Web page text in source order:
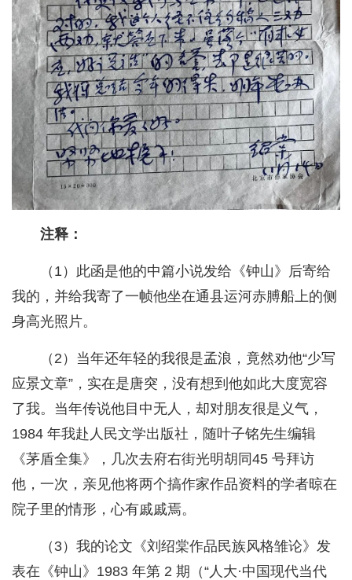
注释：
（1）此函是他的中篇小说发给《钟山》后寄给
我的，并给我寄了一帧他坐在通县运河赤膊船上的侧
身高光照片。
（2）当年还年轻的我很是孟浪，竟然劝他“少写
应景文章”，实在是唐突，没有想到他如此大度宽容
了我。当年传说他目中无人，却对朋友很是义气，
1984 年我赴人民文学出版社，随叶子铭先生编辑
《茅盾全集》，几次去府右街光明胡同45 号拜访
他，一次，亲见他将两个搞作家作品资料的学者晾在
院子里的情形，心有戚戚焉。
（3）我的论文《刘绍棠作品民族风格雏论》发
表在《钟山》1983 年第 2 期（“人大·中国现代当代